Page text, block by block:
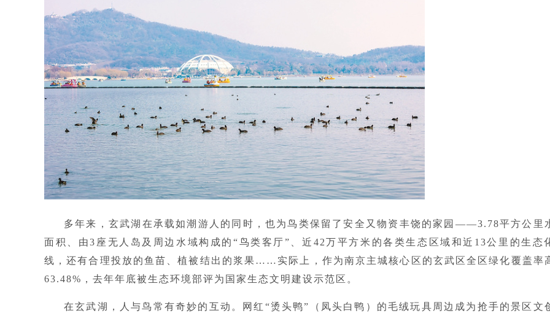
多年来，玄武湖在承载如潮游人的同时，也为鸟类保留了安全又物资丰饶的家园——3.78平方公里
面积、由3座无人岛及周边水域构成的“鸟类客厅”、近42万平方米的各类生态区域和近13公里的生态
线，还有合理投放的鱼苗、植被结出的浆果……实际上，作为南京主城核心区的玄武区全区绿化覆盖率
63.48%，去年年底被生态环境部评为国家生态文明建设示范区。
在玄武湖，人与鸟常有奇妙的互动。网红“烫头鸭”（凤头白鸭）的毛绒玩具周边成为抢手的景区文